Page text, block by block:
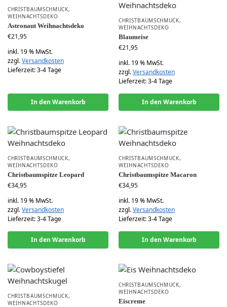
CHRISTBAUMSCHMUCK,
WEIHNACHTSDEKO
Astronaut Weihnachtsdeko
€21,95
inkl. 19 % MwSt.
zzgl.Versandkosten
Lieferzeit:3-4 Tage
In den Warenkorb
CHRISTBAUMSCHMUCK,
WEIHNACHTSDEKO
Blaumeise
€21,95
inkl. 19 % MwSt.
zzgl.Versandkosten
Lieferzeit:3-4 Tage
In den Warenkorb
CHRISTBAUMSCHMUCK,
WEIHNACHTSDEKO
Christbaumspitze Leopard
€34,95
inkl. 19 % MwSt.
zzgl.Versandkosten
Lieferzeit:3-4 Tage
In den Warenkorb
CHRISTBAUMSCHMUCK,
WEIHNACHTSDEKO
Christbaumspitze Macaron
€34,95
inkl. 19 % MwSt.
zzgl.Versandkosten
Lieferzeit:3-4 Tage
In den Warenkorb
CHRISTBAUMSCHMUCK,
WEIHNACHTSDEKO
CHRISTBAUMSCHMUCK,
WEIHNACHTSDEKO
Eiscreme